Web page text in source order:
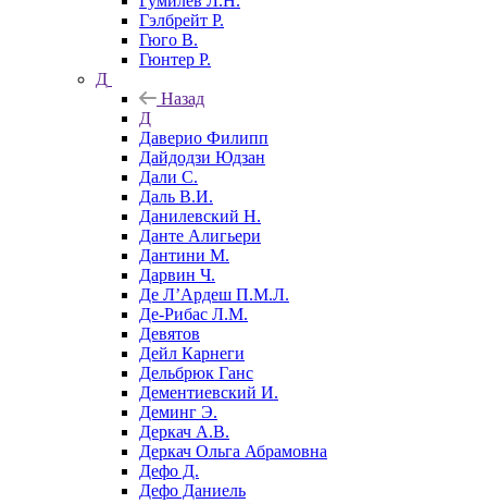
Гэлбрейт Р.
Гюго В.
Гюнтер Р.
Д
Назад
Д
Даверио Филипп
Дайдодзи Юдзан
Дали С.
Даль В.И.
Данилевский Н.
Данте Алигьери
Дантини М.
Дарвин Ч.
Де Л’Ардеш П.М.Л.
Де-Рибас Л.М.
Девятов
Дейл Карнеги
Дельбрюк Ганс
Дементиевский И.
Деминг Э.
Деркач А.В.
Деркач Ольга Абрамовна
Дефо Д.
Дефо Даниель